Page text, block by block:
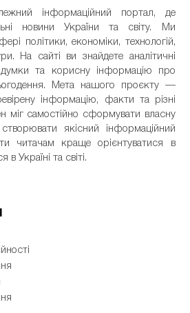
інформаційний портал, де
новини України та світу. Ми
політики, економіки, технологій,
На сайті ви знайдете аналітичні
думки та корисну інформацію про
Мета нашого проєкту —
інформацію, факти та різні
міг самостійно сформувати власну
якісний інформаційний
читачам краще орієнтуватися в
в Україні та світі.